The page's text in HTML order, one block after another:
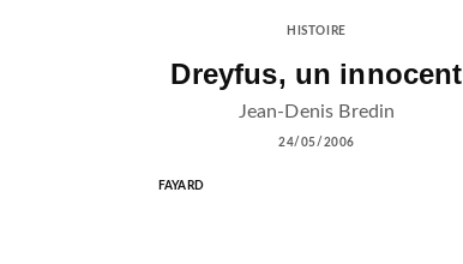
HISTOIRE
Dreyfus, un innocent
Jean-Denis Bredin
24/05/2006
FAYARD